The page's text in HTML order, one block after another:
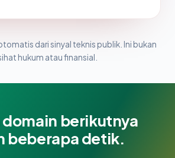
dari sinyal teknis publik. Ini bukan
hukum atau finansial.
domain berikutnya
beberapa detik.